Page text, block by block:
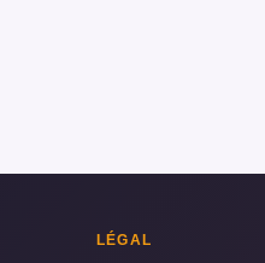
LÉGAL